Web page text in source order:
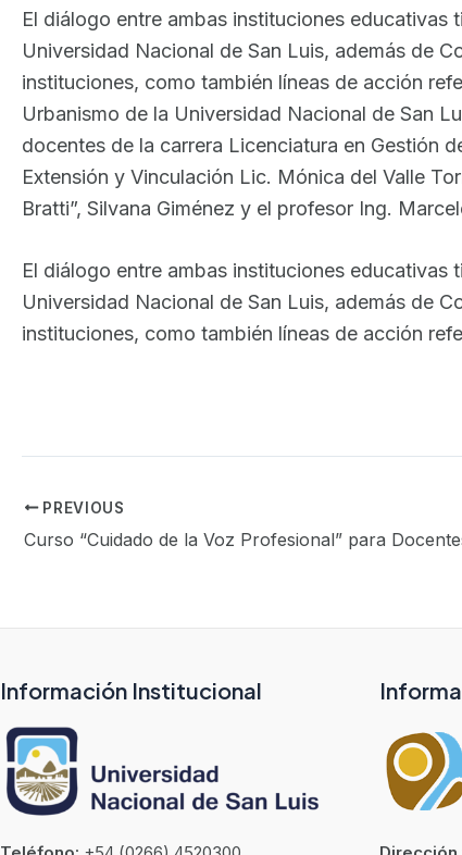
El diálogo entre ambas instituciones
Universidad Nacional de San Luis, además de
instituciones, como también líneas de acción
Urbanismo de la Universidad Nacional de San
docentes de la carrera Licenciatura en Gestión
Extensión y Vinculación Lic. Mónica del Valle
Bratti”, Silvana Giménez y el profesor Ing.
El diálogo entre ambas instituciones
Universidad Nacional de San Luis, además de
instituciones, como también líneas de acción
PREVIOUS
Curso “Cuidado de la Voz Profesional” para
Información Institucional